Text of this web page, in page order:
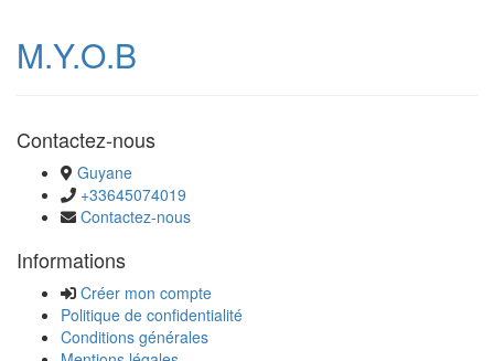
M.Y.O.B
Contactez-nous
Guyane
+33645074019
Contactez-nous
Informations
Créer mon compte
Politique de confidentialité
Conditions générales